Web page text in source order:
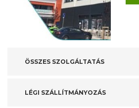
ÖSSZES SZOLGÁLTATÁS
LÉGI SZÁLLÍTMÁNYOZÁS